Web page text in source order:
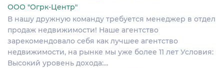
ООО "Огрк-Центр"
В нашу дружную команду требуется менеджер в отдел
продаж недвижимости! Наше агентство
зарекомендовало себя как лучшее агентство
недвижимости, на рынке мы уже более 11 лет Условия:
Высокий уровень дохода:…